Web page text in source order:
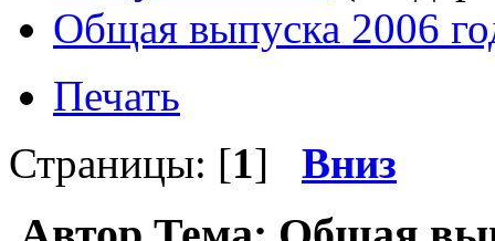
Общая выпуска 2006
Печать
Страницы: [1] Вниз